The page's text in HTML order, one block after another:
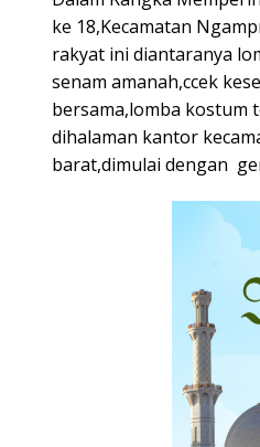
ke 18,Kecamatan
rakyat ini diantaranya
senam amanah,ccek
bersama,lomba kostum
dihalaman kantor
barat,dimulai dengan